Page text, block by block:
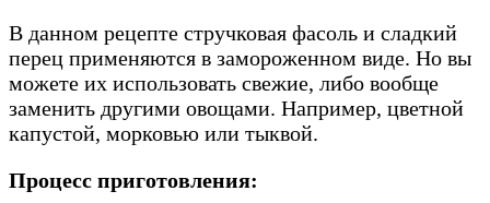
В данном рецепте стручковая фасоль и сладкий
перец применяются в замороженном виде. Но вы
можете их использовать свежие, либо вообще
заменить другими овощами. Например, цветной
капустой, морковью или тыквой.
Процесс приготовления: